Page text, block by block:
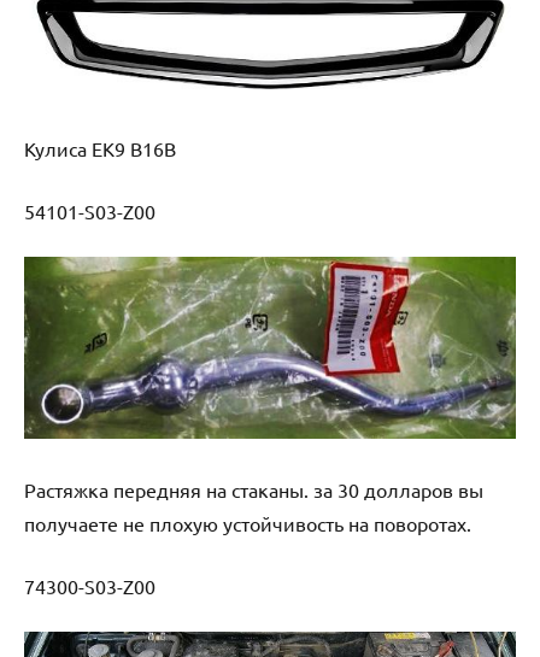
Кулиса EK9 B16B
54101-S03-Z00
Растяжка передняя на стаканы. за 30 долларов вы
получаете не плохую устойчивость на поворотах.
74300-S03-Z00